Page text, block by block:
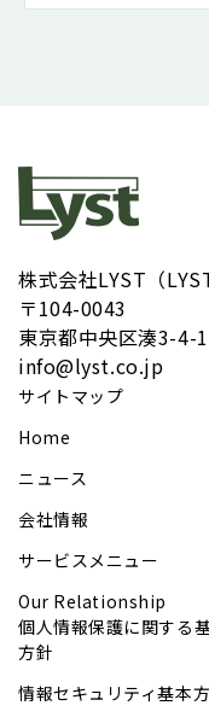
株式会社LYST（
〒104-0043
東京都中央区湊3-
info@lyst.co.jp
サイトマップ
Home
ニュース
会社情報
サービスメニュー
Our Relationship
個人情報保護に関する
方針
情報セキュリティ基本